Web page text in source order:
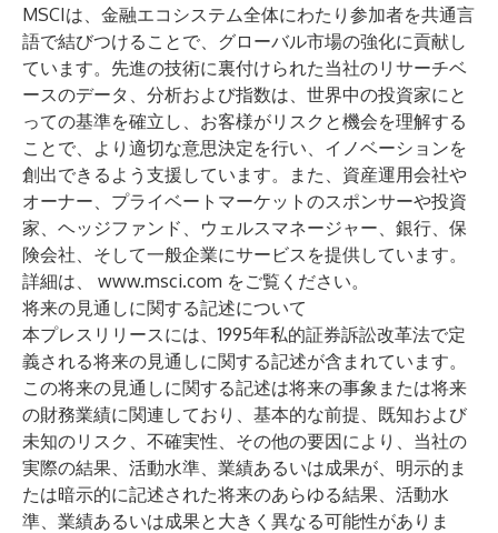
MSCIは、金融エコシステム全体にわたり参加者を共通言
語で結びつけることで、グローバル市場の強化に貢献し
ています。先進の技術に裏付けられた当社のリサーチベ
ースのデータ、分析および指数は、世界中の投資家にと
っての基準を確立し、お客様がリスクと機会を理解する
ことで、より適切な意思決定を行い、イノベーションを
創出できるよう支援しています。また、資産運用会社や
オーナー、プライベートマーケットのスポンサーや投資
家、ヘッジファンド、ウェルスマネージャー、銀行、保
険会社、そして一般企業にサービスを提供しています。
詳細は、 www.msci.com をご覧ください。
将来の見通しに関する記述について
本プレスリリースには、1995年私的証券訴訟改革法で定
義される将来の見通しに関する記述が含まれています。
この将来の見通しに関する記述は将来の事象または将来
の財務業績に関連しており、基本的な前提、既知および
未知のリスク、不確実性、その他の要因により、当社の
実際の結果、活動水準、業績あるいは成果が、明示的ま
たは暗示的に記述された将来のあらゆる結果、活動水
準、業績あるいは成果と大きく異なる可能性がありま